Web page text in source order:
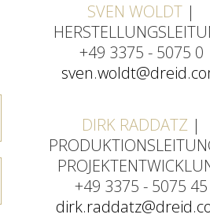
SVEN WOLDT |
+49 3375 - 5075 0
DIRK RADDATZ |
+49 3375 - 5075 45